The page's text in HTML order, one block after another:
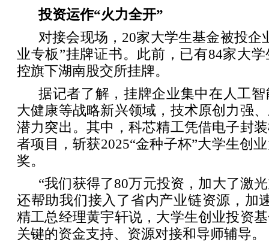
投资运作“火力全开”
对接会现场，20家大学生基金被投企
业专板”挂牌证书。此前，已有84家大
控旗下湖南股交所挂牌。
据记者了解，挂牌企业集中在人工
大健康等战略新兴领域，技术原创力强
潜力突出。其中，科芯精工凭借电子封
者项目，斩获2025“金种子杯”大学生创
奖。
“我们获得了80万元投资，加大了激
还帮助我们接入了省内产业链资源，加
精工总经理黄宇轩说，大学生创业投资
关键的资金支持、资源对接和导师辅导。